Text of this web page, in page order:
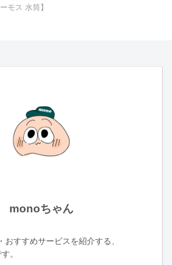
モス 水筒】
monoちゃん
おすすめサービスを紹介する、
。